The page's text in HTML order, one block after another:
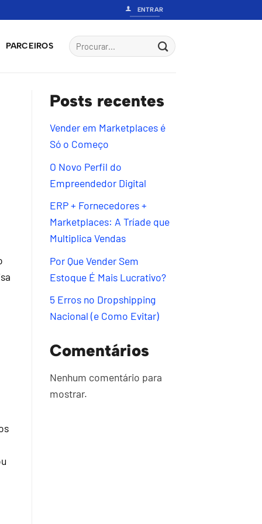
ENTRAR
PARCEIROS
Posts recentes
Vender em Marketplaces é
Só o Começo
O Novo Perfil do
Empreendedor Digital
ERP + Fornecedores +
Marketplaces: A Tríade que
Multiplica Vendas
Por Que Vender Sem
Estoque É Mais Lucrativo?
5 Erros no Dropshipping
Nacional (e Como Evitar)
Comentários
Nenhum comentário para
mostrar.